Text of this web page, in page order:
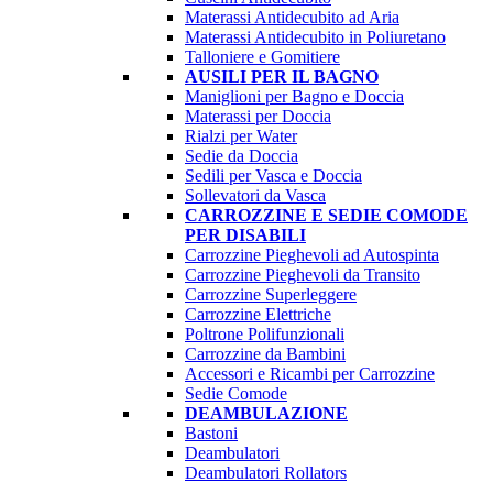
Materassi Antidecubito ad Aria
Materassi Antidecubito in Poliuretano
Talloniere e Gomitiere
AUSILI PER IL BAGNO
Maniglioni per Bagno e Doccia
Materassi per Doccia
Rialzi per Water
Sedie da Doccia
Sedili per Vasca e Doccia
Sollevatori da Vasca
CARROZZINE E SEDIE COMODE
PER DISABILI
Carrozzine Pieghevoli ad Autospinta
Carrozzine Pieghevoli da Transito
Carrozzine Superleggere
Carrozzine Elettriche
Poltrone Polifunzionali
Carrozzine da Bambini
Accessori e Ricambi per Carrozzine
Sedie Comode
DEAMBULAZIONE
Bastoni
Deambulatori
Deambulatori Rollators